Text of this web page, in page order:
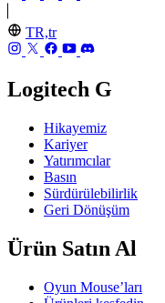
TR,tr
Logitech G
Hikayemiz
Kariyer
Yatırımcılar
Basın
Sürdürülebilirlik
Geri Dönüşüm
Ürün Satın Al
Oyun Mouse’ları